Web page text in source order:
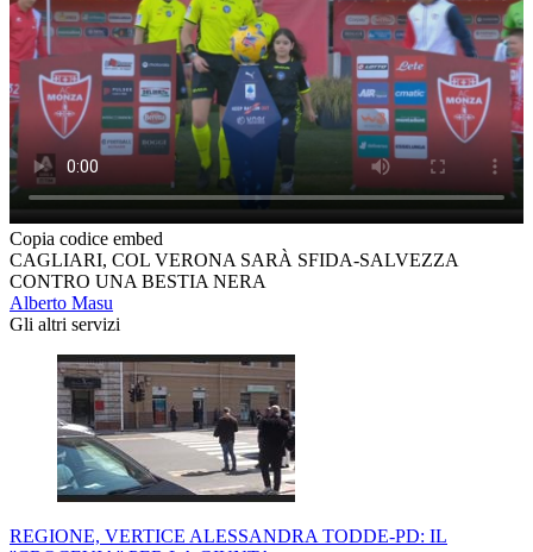
Copia codice embed
CAGLIARI, COL VERONA SARÀ SFIDA-SALVEZZA
CONTRO UNA BESTIA NERA
Alberto Masu
Gli altri servizi
REGIONE, VERTICE ALESSANDRA TODDE-PD: IL